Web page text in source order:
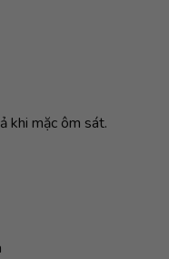
khi mặc ôm sát.